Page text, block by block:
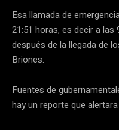
Esa llamada de
21:51 horas, es decir a las
después de la llegada de
Briones.
Fuentes de
hay un reporte que